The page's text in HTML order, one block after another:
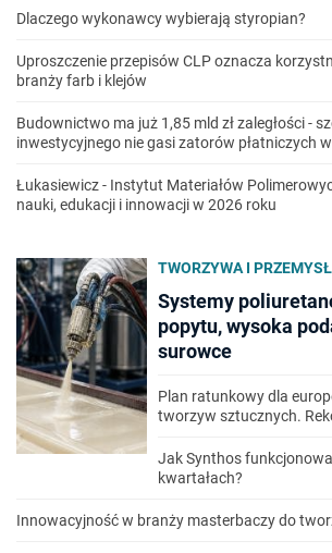
Dlaczego wykonawcy wybierają styropian?
Uproszczenie przepisów CLP oznacza
branży farb i klejów
Budownictwo ma już 1,85 mld zł zaległości -
inwestycyjnego nie gasi zatorów płatniczych
Łukasiewicz - Instytut Materiałów
nauki, edukacji i innowacji w 2026 roku
TWORZYWA I
Systemy
popytu, wysoka
surowce
Plan ratunkowy dla
tworzyw sztucznych.
Jak Synthos
kwartałach?
Innowacyjność w branży masterbaczy do